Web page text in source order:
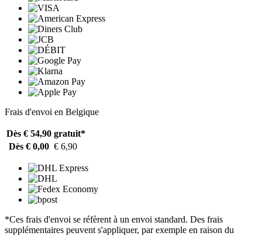
Frais d'envoi en Belgique
Dès € 54,90 gratuit*
Dès € 0,00 € 6,90
*Ces frais d'envoi se réfèrent à un envoi standard. Des frais
supplémentaires peuvent s'appliquer, par exemple en raison du